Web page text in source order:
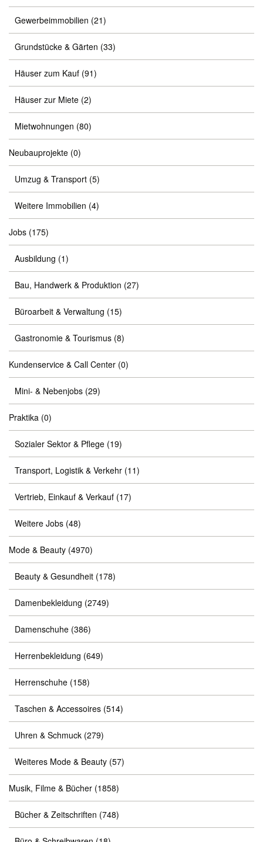
Gewerbeimmobilien (21)
Grundstücke & Gärten (33)
Häuser zum Kauf (91)
Häuser zur Miete (2)
Mietwohnungen (80)
Neubauprojekte (0)
Umzug & Transport (5)
Weitere Immobilien (4)
Jobs (175)
Ausbildung (1)
Bau, Handwerk & Produktion (27)
Büroarbeit & Verwaltung (15)
Gastronomie & Tourismus (8)
Kundenservice & Call Center (0)
Mini- & Nebenjobs (29)
Praktika (0)
Sozialer Sektor & Pflege (19)
Transport, Logistik & Verkehr (11)
Vertrieb, Einkauf & Verkauf (17)
Weitere Jobs (48)
Mode & Beauty (4970)
Beauty & Gesundheit (178)
Damenbekleidung (2749)
Damenschuhe (386)
Herrenbekleidung (649)
Herrenschuhe (158)
Taschen & Accessoires (514)
Uhren & Schmuck (279)
Weiteres Mode & Beauty (57)
Musik, Filme & Bücher (1858)
Bücher & Zeitschriften (748)